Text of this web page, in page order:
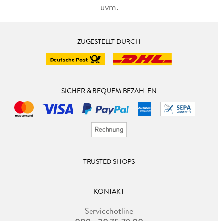
uvm.
ZUGESTELLT DURCH
SICHER & BEQUEM BEZAHLEN
TRUSTED SHOPS
KONTAKT
Servicehotline